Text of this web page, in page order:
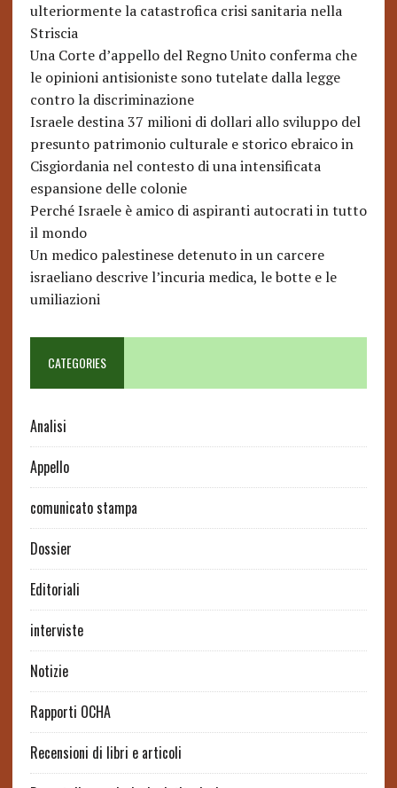
ulteriormente la catastrofica crisi sanitaria nella
Striscia
Una Corte d’appello del Regno Unito conferma che
le opinioni antisioniste sono tutelate dalla legge
contro la discriminazione
Israele destina 37 milioni di dollari allo sviluppo del
presunto patrimonio culturale e storico ebraico in
Cisgiordania nel contesto di una intensificata
espansione delle colonie
Perché Israele è amico di aspiranti autocrati in tutto
il mondo
Un medico palestinese detenuto in un carcere
israeliano descrive l’incuria medica, le botte e le
umiliazioni
CATEGORIES
Analisi
Appello
comunicato stampa
Dossier
Editoriali
interviste
Notizie
Rapporti OCHA
Recensioni di libri e articoli